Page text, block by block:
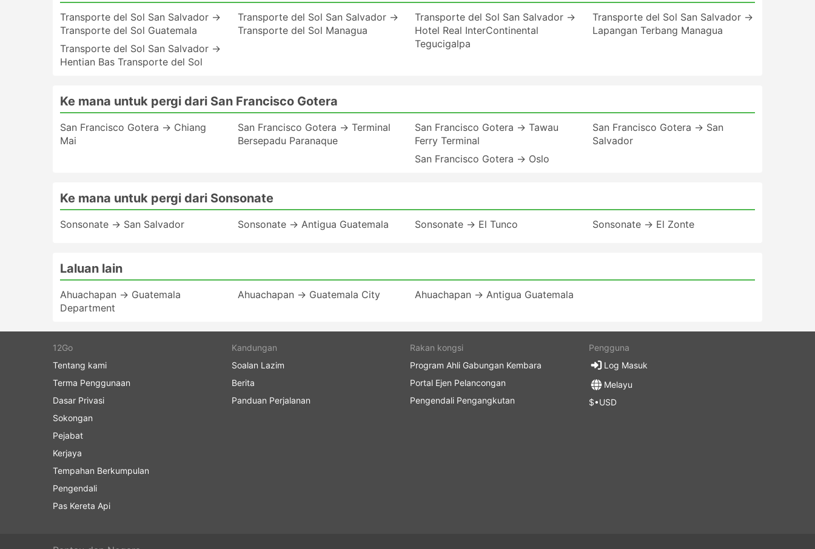
Transporte del Sol San Salvador →
Transporte del Sol Guatemala
Transporte del Sol San Salvador →
Hentian Bas Transporte del Sol
Transporte del Sol San Salvador →
Transporte del Sol Managua
Transporte del Sol San Salvador →
Hotel Real InterContinental
Tegucigalpa
Transporte del Sol San Salvador →
Lapangan Terbang Managua
Ke mana untuk pergi dari San Francisco Gotera
San Francisco Gotera → Chiang
Mai
San Francisco Gotera → Terminal
Bersepadu Paranaque
San Francisco Gotera → Tawau
Ferry Terminal
San Francisco Gotera → Oslo
San Francisco Gotera → San
Salvador
Ke mana untuk pergi dari Sonsonate
Sonsonate → San Salvador Sonsonate → Antigua Guatemala Sonsonate → El Tunco Sonsonate → El Zonte
Laluan lain
Ahuachapan → Guatemala
Department
Ahuachapan → Guatemala City Ahuachapan → Antigua Guatemala
12Go
Tentang kami
Terma Penggunaan
Dasar Privasi
Sokongan
Pejabat
Kerjaya
Tempahan Berkumpulan
Pengendali
Pas Kereta Api
Kandungan
Soalan Lazim
Berita
Panduan Perjalanan
Rakan kongsi
Program Ahli Gabungan Kembara
Portal Ejen Pelancongan
Pengendali Pengangkutan
Pengguna
Log Masuk
Melayu
$•USD